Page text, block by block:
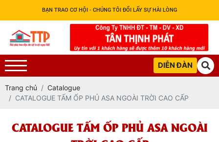
BẠN TRAO CƠ HỘI - CHÚNG TÔI ĐỔI LẤY SỰ HÀI LÒNG
DIỄN ĐÀN
Trang chủ
Catalogue
CATALOGUE TẤM ỐP PHỦ ASA NGOÀI TRỜI CAO CẤP
CATALOGUE TẤM ỐP PHỦ ASA NGOÀI